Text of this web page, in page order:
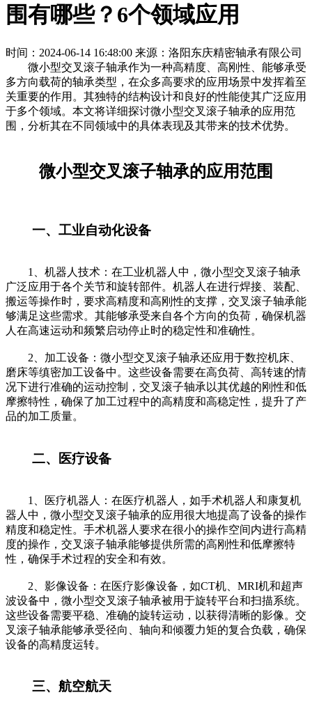
围有哪些？6个领域应用
时间：2024-06-14 16:48:00 来源：洛阳东庆精密轴承有限公司
微小型交叉滚子轴承作为一种高精度、高刚性、能够承受
多方向载荷的轴承类型，在众多高要求的应用场景中发挥着至
关重要的作用。其独特的结构设计和良好的性能使其广泛应用
于多个领域。本文将详细探讨微小型交叉滚子轴承的应用范
围，分析其在不同领域中的具体表现及其带来的技术优势。
微小型交叉滚子轴承的应用范围
一、工业自动化设备
1、机器人技术：在工业机器人中，微小型交叉滚子轴承
广泛应用于各个关节和旋转部件。机器人在进行焊接、装配、
搬运等操作时，要求高精度和高刚性的支撑，交叉滚子轴承能
够满足这些需求。其能够承受来自各个方向的负荷，确保机器
人在高速运动和频繁启动停止时的稳定性和准确性。
2、加工设备：微小型交叉滚子轴承还应用于数控机床、
磨床等缜密加工设备中。这些设备需要在高负荷、高转速的情
况下进行准确的运动控制，交叉滚子轴承以其优越的刚性和低
摩擦特性，确保了加工过程中的高精度和高稳定性，提升了产
品的加工质量。
二、医疗设备
1、医疗机器人：在医疗机器人，如手术机器人和康复机
器人中，微小型交叉滚子轴承的应用很大地提高了设备的操作
精度和稳定性。手术机器人要求在很小的操作空间内进行高精
度的操作，交叉滚子轴承能够提供所需的高刚性和低摩擦特
性，确保手术过程的安全和有效。
2、影像设备：在医疗影像设备，如CT机、MRI机和超声
波设备中，微小型交叉滚子轴承被用于旋转平台和扫描系统。
这些设备需要平稳、准确的旋转运动，以获得清晰的影像。交
叉滚子轴承能够承受径向、轴向和倾覆力矩的复合负载，确保
设备的高精度运转。
三、航空航天